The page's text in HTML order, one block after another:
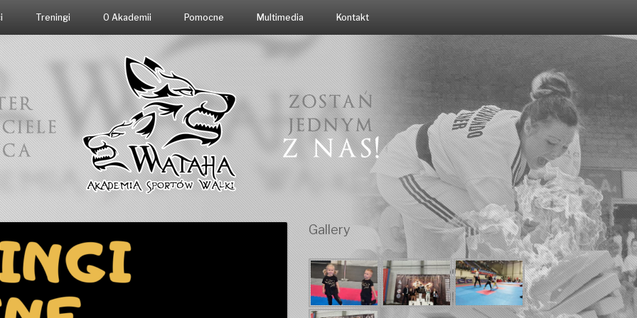
Treningi O Akademii Pomocne Multimedia Kontakt
Gallery